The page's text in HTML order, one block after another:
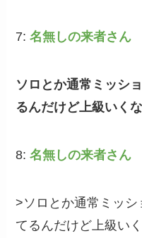
7:名無しの来者さん
ソロとか通常ミッシ
るんだけど上級いく
8:名無しの来者さん
>ソロとか通常ミッ
てるんだけど上級い